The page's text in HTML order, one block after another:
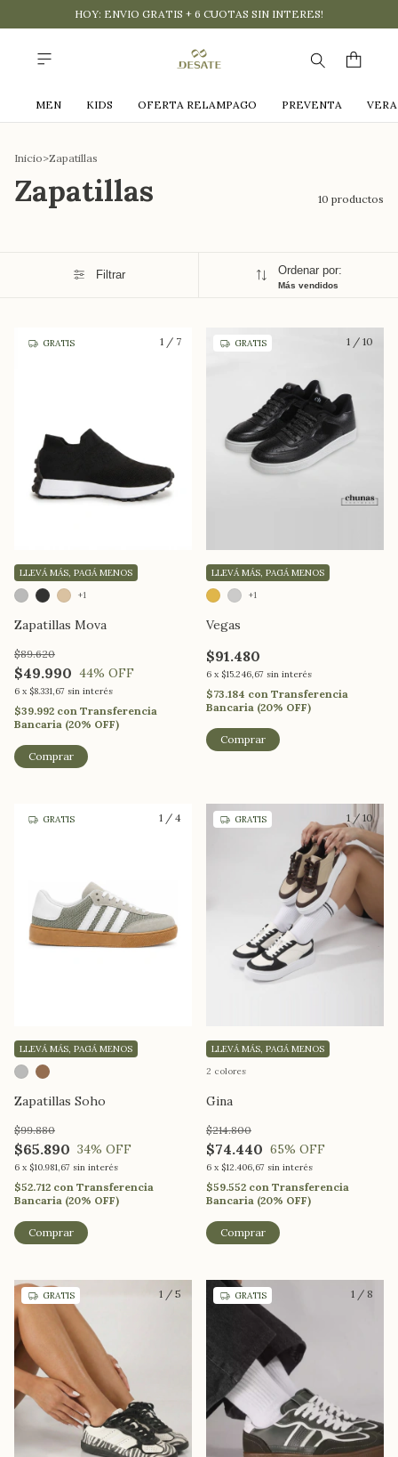
HOY: ENVIO GRATIS + 6 CUOTAS SIN INTERES!
MEN KIDS OFERTA RELAMPAGO PREVENTA
Inicio>Zapatillas
Zapatillas 10 productos
Filtrar Ordenar por:
Más vendidos
1 / 7
GRATIS
Zapatillas Mova
$49.990
$89.620
44% OFF
6 x $8.331,67 sin interés
LLEVÁ MÁS, PAGÁ MENOS
$39.992 con Transferencia
Bancaria (20% OFF)
+1
Comprar
1 / 10
GRATIS
Vegas
$91.480
6 x $15.246,67 sin interés
LLEVÁ MÁS, PAGÁ MENOS
$73.184 con Transferencia
Bancaria (20% OFF)
+1
Comprar
1 / 4
GRATIS
Zapatillas Soho
$65.890
$99.880
34% OFF
6 x $10.981,67 sin interés
LLEVÁ MÁS, PAGÁ MENOS
$52.712 con Transferencia
Bancaria (20% OFF)
Comprar
1 / 10
GRATIS
Gina
$74.440
$214.800
65% OFF
6 x $12.406,67 sin interés
LLEVÁ MÁS, PAGÁ MENOS
$59.552 con Transferencia
Bancaria (20% OFF)
2 colores
Comprar
1 / 5
GRATIS 1 / 8
GRATIS